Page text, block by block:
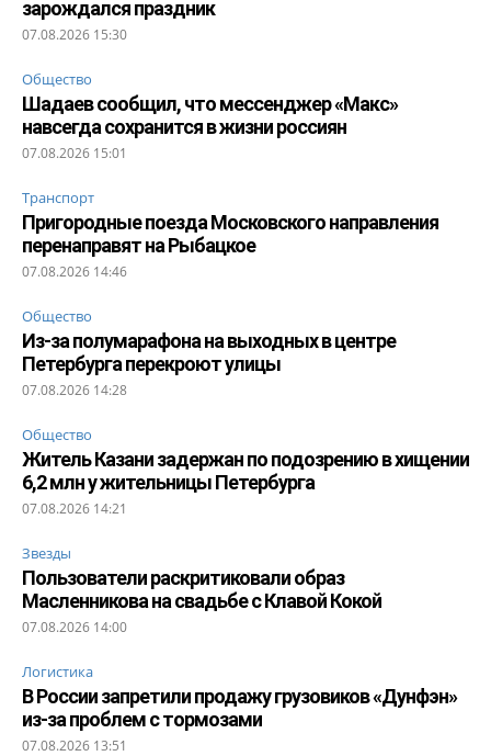
зарождался праздник
07.08.2026 15:30
Общество
Шадаев сообщил, что мессенджер «Макс»
навсегда сохранится в жизни россиян
07.08.2026 15:01
Транспорт
Пригородные поезда Московского направления
перенаправят на Рыбацкое
07.08.2026 14:46
Общество
Из-за полумарафона на выходных в центре
Петербурга перекроют улицы
07.08.2026 14:28
Общество
Житель Казани задержан по подозрению в хищении
6,2 млн у жительницы Петербурга
07.08.2026 14:21
Звезды
Пользователи раскритиковали образ
Масленникова на свадьбе с Клавой Кокой
07.08.2026 14:00
Логистика
В России запретили продажу грузовиков «Дунфэн»
из-за проблем с тормозами
07.08.2026 13:51